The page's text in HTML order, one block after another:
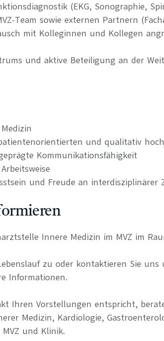
(EKG, Sonographie,
Team sowie externen Partnern
mit Kolleginnen und Kollegen
und aktive Beteiligung an der
und qualitativ
Kommunikationsfähigkeit
und Freude an interdisziplinärer
Innere Medizin im MVZ im
zu oder kontaktieren Sie
Informationen.
Ihren Vorstellungen entspricht,
Medizin, Kardiologie,
und Klinik.